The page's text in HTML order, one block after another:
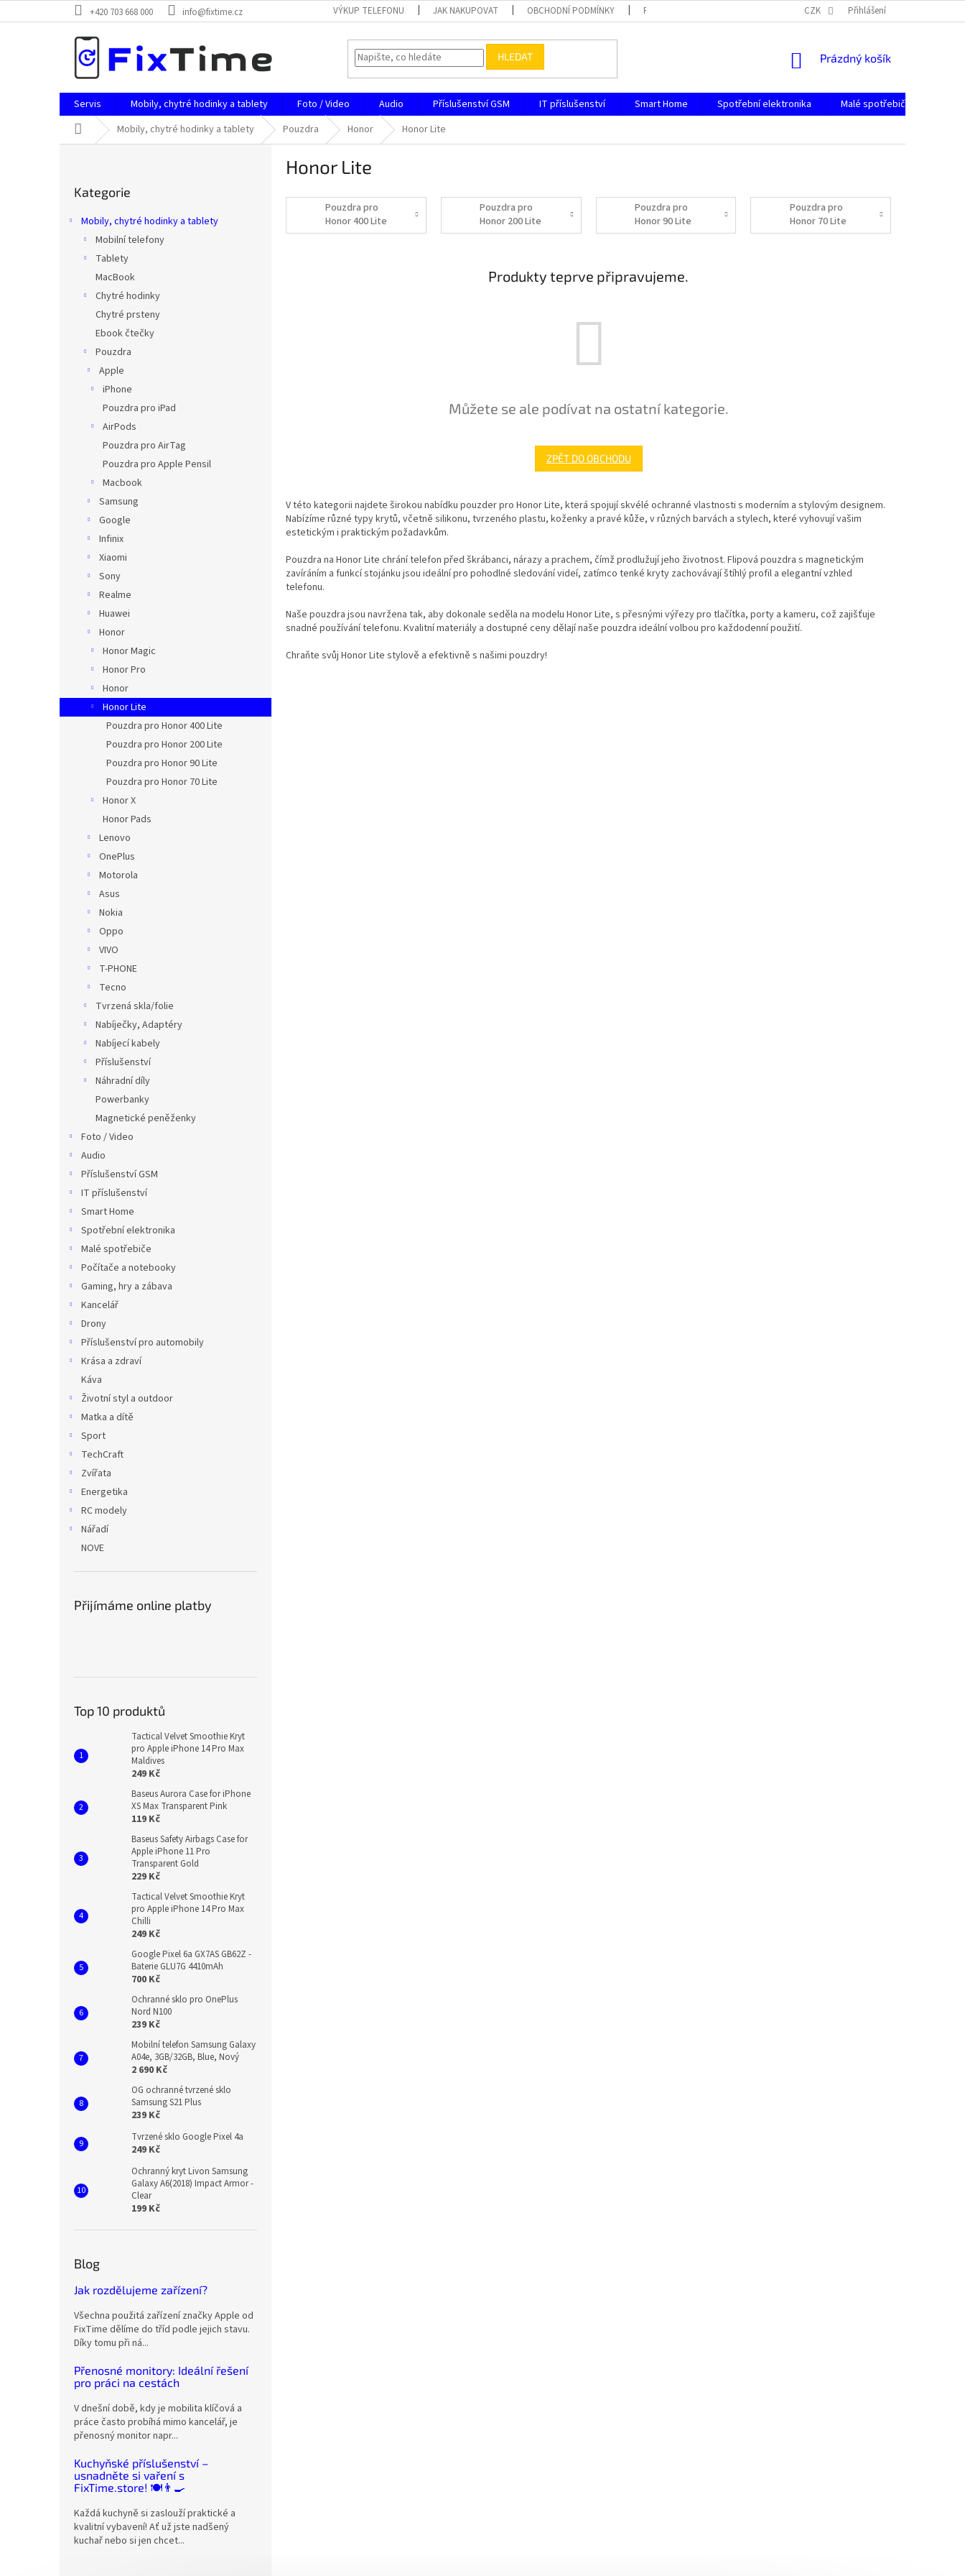
na
+420 703 668 000 info@fixtime.cz VÝKUP TELEFONU JAK NAKUPOVAT OBCHODNÍ PODMÍNKY PODMÍNKY OCHRANY OSOBNÍCH ÚDAJŮ CZK Přihlášení
HLEDAT
NÁKUPNÍ
Prázdný košík
Servis Mobily, chytré hodinky a tablety Foto / Video Audio Příslušenství GSM IT příslušenství Smart Home Spotřební elektronika Malé spotřebiče
Domů Mobily, chytré hodinky a tablety Pouzdra Honor Honor Lite
kategorie
Kategorie
Mobily, chytré hodinky a tablety
Mobilní telefony
Tablety
MacBook
Chytré hodinky
Chytré prsteny
Ebook čtečky
Pouzdra
Apple
iPhone
Pouzdra pro iPad
AirPods
Pouzdra pro AirTag
Pouzdra pro Apple Pensil
Macbook
Samsung
Google
Infinix
Xiaomi
Sony
Realme
Huawei
Honor
Honor Magic
Honor Pro
Honor
Honor Lite
Pouzdra pro Honor 400 Lite
Pouzdra pro Honor 200 Lite
Pouzdra pro Honor 90 Lite
Pouzdra pro Honor 70 Lite
Honor X
Honor Pads
Lenovo
OnePlus
Motorola
Asus
Nokia
Oppo
VIVO
T-PHONE
Tecno
Tvrzená skla/folie
Nabíječky, Adaptéry
Nabíjecí kabely
Příslušenství
Náhradní díly
Powerbanky
Magnetické peněženky
Foto / Video
Audio
Příslušenství GSM
IT příslušenství
Smart Home
Spotřební elektronika
Malé spotřebiče
Počítače a notebooky
Gaming, hry a zábava
Kancelář
Drony
Příslušenství pro automobily
Krása a zdraví
Káva
Životní styl a outdoor
Matka a dítě
Sport
TechCraft
Zvířata
Energetika
RC modely
Nářadí
NOVE
Přijímáme online platby
Top 10 produktů
Tactical Velvet Smoothie Kryt
pro Apple iPhone 14 Pro Max
Maldives
249 Kč
Baseus Aurora Case for iPhone
XS Max Transparent Pink
119 Kč
Baseus Safety Airbags Case for
Apple iPhone 11 Pro
Transparent Gold
229 Kč
Tactical Velvet Smoothie Kryt
pro Apple iPhone 14 Pro Max
Chilli
249 Kč
Google Pixel 6a GX7AS GB62Z -
Baterie GLU7G 4410mAh
700 Kč
Ochranné sklo pro OnePlus
Nord N100
239 Kč
Mobilní telefon Samsung Galaxy
A04e, 3GB/32GB, Blue, Nový
2 690 Kč
OG ochranné tvrzené sklo
Samsung S21 Plus
239 Kč
Tvrzené sklo Google Pixel 4a
249 Kč
Ochranný kryt Livon Samsung
Galaxy A6(2018) Impact Armor -
Clear
199 Kč
Blog
Jak rozdělujeme zařízení?
Všechna použitá zařízení značky Apple od
FixTime dělíme do tříd podle jejich stavu.
Díky tomu při ná...
Přenosné monitory: Ideální řešení
pro práci na cestách
V dnešní době, kdy je mobilita klíčová a
práce často probíhá mimo kancelář, je
přenosný monitor napr...
Kuchyňské příslušenství –
usnadněte si vaření s
FixTime.store! 🍽️👨‍🍳
Každá kuchyně si zaslouží praktické a
kvalitní vybavení! Ať už jste nadšený
kuchař nebo si jen chcet...
Honor Lite
Pouzdra pro
Honor 400 Lite
Pouzdra pro
Honor 200 Lite
Pouzdra pro
Honor 90 Lite
Pouzdra pro
Honor 70 Lite
Produkty teprve připravujeme.
Můžete se ale podívat na ostatní kategorie.
ZPĚT DO OBCHODU
V této kategorii najdete širokou nabídku pouzder pro Honor Lite, která spojují skvélé ochranné vlastnosti s moderním a stylovým designem.
Nabízíme různé typy krytů, včetně silikonu, tvrzeného plastu, koženky a pravé kůže, v různých barvách a stylech, které vyhovují vašim
estetickým i praktickým požadavkům.
Pouzdra na Honor Lite chrání telefon před škrábanci, nárazy a prachem, čímž prodlužují jeho životnost. Flipová pouzdra s magnetickým
zavíráním a funkcí stojánku jsou ideální pro pohodlné sledování videí, zatímco tenké kryty zachovávají štíhlý profil a elegantní vzhled
telefonu.
Naše pouzdra jsou navržena tak, aby dokonale seděla na modelu Honor Lite, s přesnými výřezy pro tlačítka, porty a kameru, což zajišťuje
snadné používání telefonu. Kvalitní materiály a dostupné ceny dělají naše pouzdra ideální volbou pro každodenní použití.
Chraňte svůj Honor Lite stylově a efektivně s našimi pouzdry!